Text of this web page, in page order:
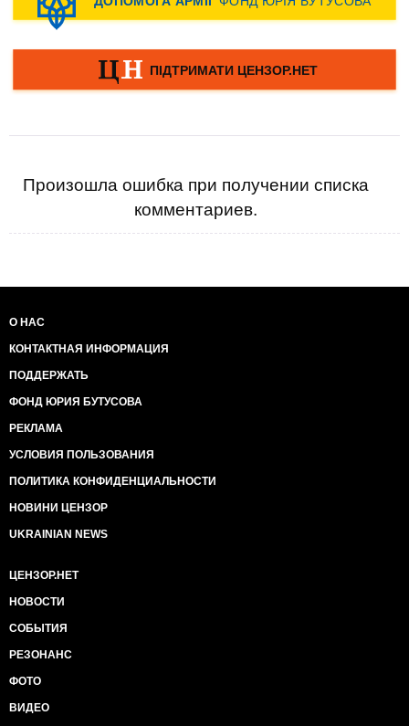
Произошла ошибка при получении списка
комментариев.
О НАС
КОНТАКТНАЯ ИНФОРМАЦИЯ
ПОДДЕРЖАТЬ
ФОНД ЮРИЯ БУТУСОВА
РЕКЛАМА
УСЛОВИЯ ПОЛЬЗОВАНИЯ
ПОЛИТИКА КОНФИДЕНЦИАЛЬНОСТИ
НОВИНИ ЦЕНЗОР
UKRAINIAN NEWS
ЦЕНЗОР.НЕТ
НОВОСТИ
СОБЫТИЯ
РЕЗОНАНС
ФОТО
ВИДЕО